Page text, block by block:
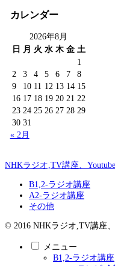
カレンダー
2026年8月
日 月 火 水 木 金 土
1
2
3 4 5 6 7
8
9
10 11 12 13 14 15
16 17 18 19 20 21 22
23 24 25 26 27 28 29
30 31
« 2月
NHKラジオ,TV講座、
B1,2-ラジオ講座
A2-ラジオ講座
その他
© 2016 NHKラジオ,TV講座、
メニュー
B1,2-ラジオ講座